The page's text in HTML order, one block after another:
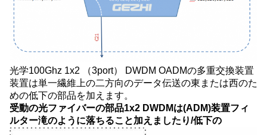
光学100Ghz 1x2 （3port） DWDM OADMの多重交換装置
装置は単一繊維上の二方向のデータ伝送の東または西のた
めの低下の部品を加えます。
受動の光ファイバーの部品1x2 DWDMは(ADM)装置フィ
ルター滝のように落ちること加えましたり/低下の